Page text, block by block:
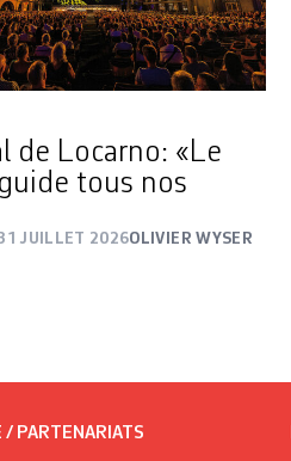
de Locarno: «Le
tous nos
JUILLET 2026OLIVIER WYSER
/ PARTENARIATS